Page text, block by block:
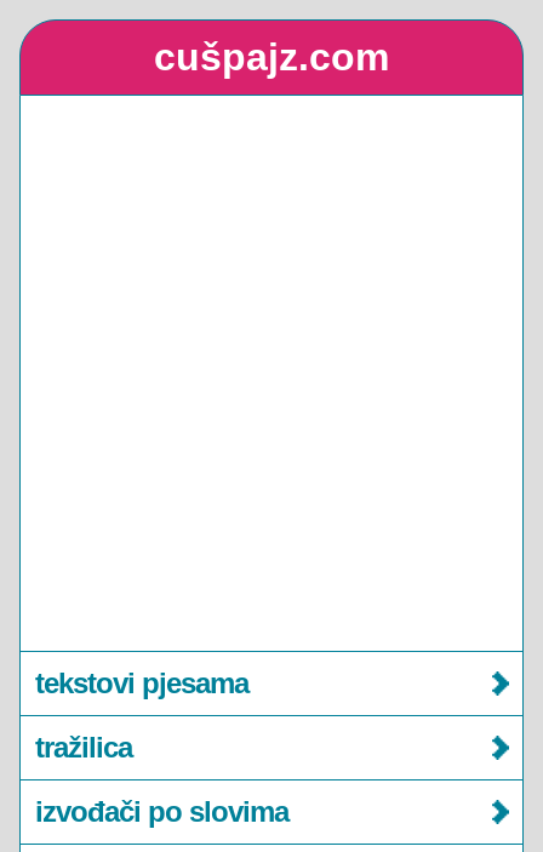
cušpajz.com
tekstovi pjesama
tražilica
izvođači po slovima